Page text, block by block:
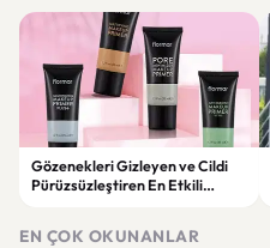
Gözenekleri Gizleyen ve Cildi
Pürüzsüzleştiren En Etkili
EN ÇOK OKUNANLAR